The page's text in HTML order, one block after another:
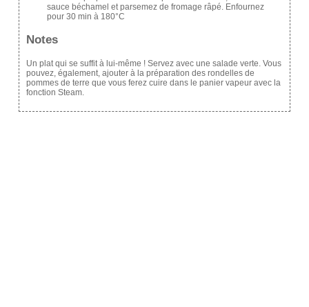
sauce béchamel et parsemez de fromage râpé. Enfournez
pour 30 min à 180°C
Notes
Un plat qui se suffit à lui-même ! Servez avec une salade verte. Vous
pouvez, également, ajouter à la préparation des rondelles de
pommes de terre que vous ferez cuire dans le panier vapeur avec la
fonction Steam.